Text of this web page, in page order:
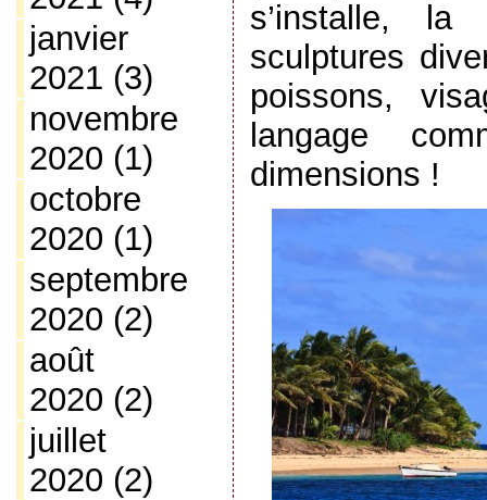
janvier
2021 (3)
novembre
2020 (1)
octobre
2020 (1)
septembre
2020 (2)
août
2020 (2)
juillet
2020 (2)
s’installe,
sculptures
poissons,
langage
dimensions !